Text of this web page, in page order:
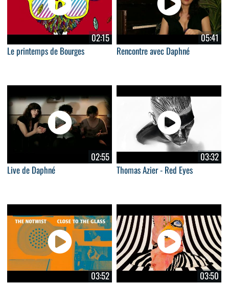
02:15
Le printemps de Bourges
05:41
Rencontre avec Daphné
02:55
Live de Daphné
03:32
Thomas Azier - Red Eyes
03:52
03:50